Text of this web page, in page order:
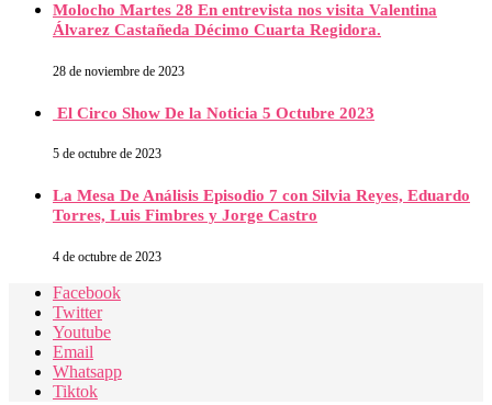
Molocho Martes 28 En entrevista nos visita Valentina
Álvarez Castañeda Décimo Cuarta Regidora.
28 de noviembre de 2023
El Circo Show De la Noticia 5 Octubre 2023
5 de octubre de 2023
La Mesa De Análisis Episodio 7 con Silvia Reyes, Eduardo
Torres, Luis Fimbres y Jorge Castro
4 de octubre de 2023
Facebook
Twitter
Youtube
Email
Whatsapp
Tiktok